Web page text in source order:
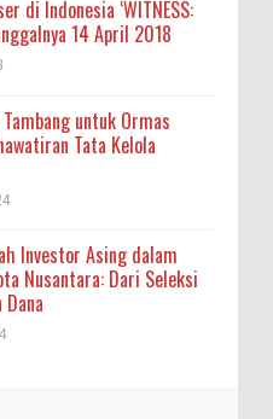
di Indonesia ‘WITNESS:
14 April 2018
untuk Ormas
Tata Kelola
Investor Asing dalam
Nusantara: Dari Seleksi